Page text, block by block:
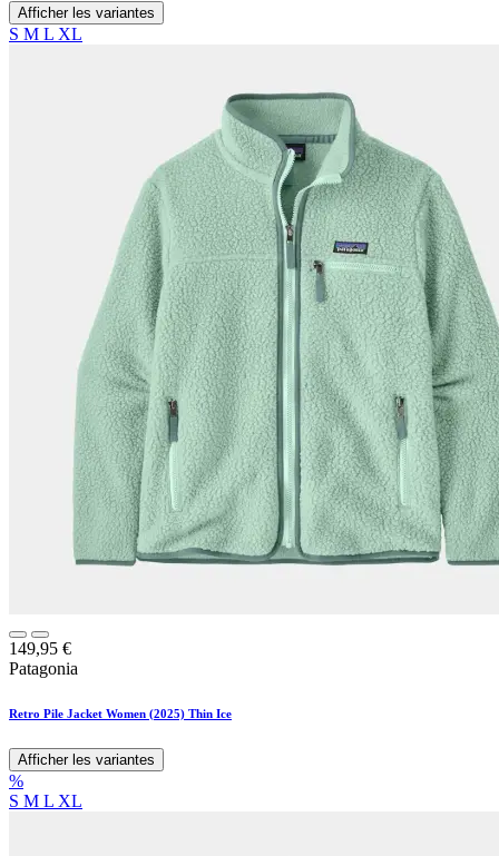
Afficher les variantes
S M L XL
149,95 €
Patagonia
Retro Pile Jacket Women (2025) Thin Ice
Afficher les variantes
%
S M L XL